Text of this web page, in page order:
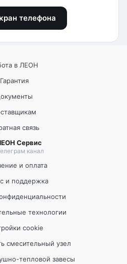
телефона
в ЛЕОН
Гарантия
связь
Сервис
канал
и оплата
и поддержка
технологии
cookie
смесительный узел
тепловой завесы